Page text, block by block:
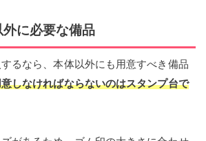
に必要な備品
るなら、本体以外にも用意すべき備品
しなければならないのはスタンプ台で